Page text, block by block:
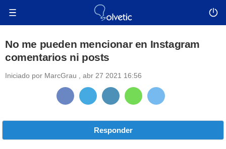
No me pueden mencionar en Instagram
comentarios ni posts
Iniciado por MarcGrau abr 27 2021 16:56
Responder